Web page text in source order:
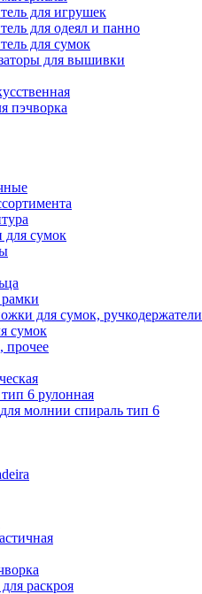
для игрушек
для одеял и панно
для сумок
для вышивки
пэчворка
для сумок
для сумок, ручкодержатели
сумок
прочее
6 рулонная
молнии спираль тип 6
раскроя